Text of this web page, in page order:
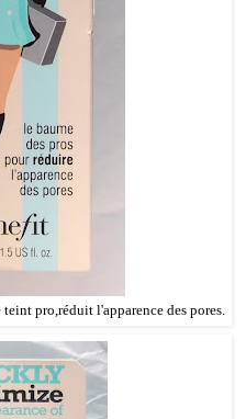
pro,réduit l'apparence des pores.